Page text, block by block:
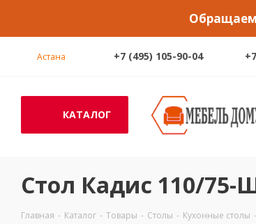
Обращаем
Астана +7 (495) 105-90-04
КАТАЛОГ
Стол Кадис 110/75-
Главная - Каталог - Товары - Столы - Кухонные столы -